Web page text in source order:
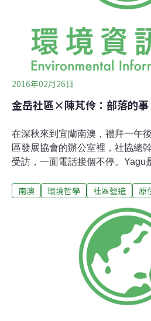
2016年02月26日
金岳社區×陳芃伶：部落的事
在深秋來到宜蘭南澳，禮拜一午
區發展協會的辦公室裡，社協總
受訪，一面電話接個不停。Yagu
生、羅東長大，只在年節、週末
玩，中間經過一條溪非常漂亮，
面有好多蝌蚪，感覺好像在一個
溪玩，但現在已經不見了。」
回老家的時候，Yagu都在一旁幫
教她怎麼織布，最開心的事就是
面一直在她的腦海裡。啟程返鄉
局為了便於管理，陸續將山區的
南澳 環境哲學 社區營造 原